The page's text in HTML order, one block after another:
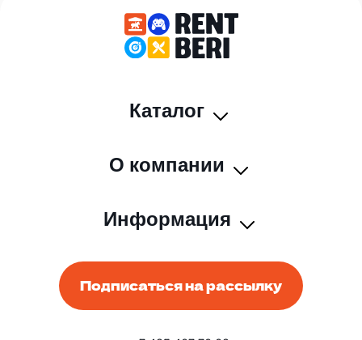
Каталог
О компании
Информация
Подписаться на рассылку